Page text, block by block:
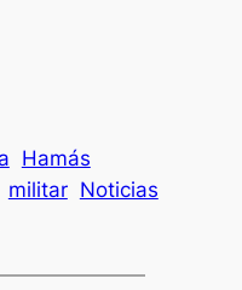
Hamás
militar Noticias